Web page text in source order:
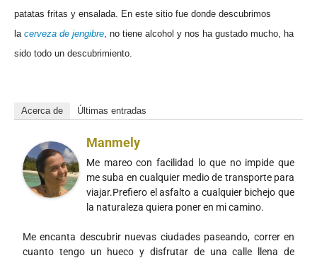
patatas fritas y ensalada. En este sitio fue donde descubrimos
la cerveza de jengibre , no tiene alcohol y nos ha gustado mucho, ha
sido todo un descubrimiento.
Acerca de Últimas entradas
Manmely
Me mareo con facilidad lo que no impide que
me suba en cualquier medio de transporte para
viajar.Prefiero el asfalto a cualquier bichejo que
la naturaleza quiera poner en mi camino.
Me encanta descubrir nuevas ciudades paseando, correr en
cuanto tengo un hueco y disfrutar de una calle llena de